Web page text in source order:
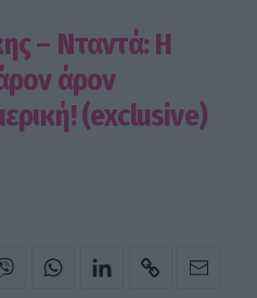
– Νταντά: Η
άρον
(exclusive)